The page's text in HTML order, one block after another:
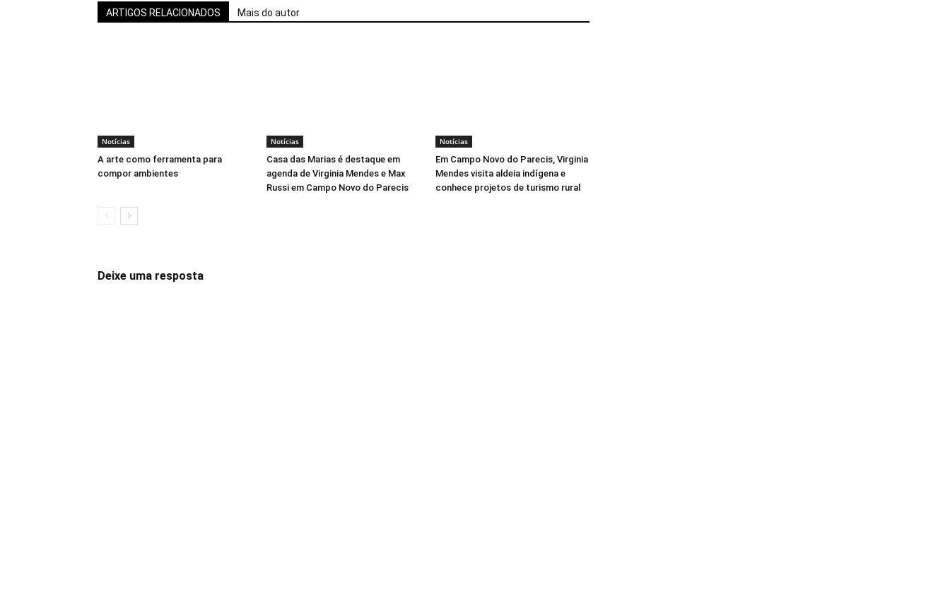
ARTIGOS RELACIONADOS Mais do autor
Notícias
A arte como ferramenta para
compor ambientes
Notícias
Casa das Marias é destaque em
agenda de Virginia Mendes e Max
Russi em Campo Novo do Parecis
Notícias
Em Campo Novo do Parecis, Virginia
Mendes visita aldeia indígena e
conhece projetos de turismo rural
Deixe uma resposta